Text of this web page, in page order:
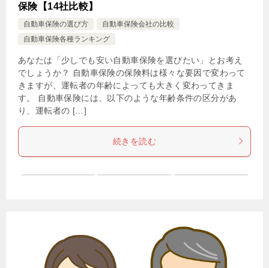
保険【14社比較】
自動車保険の選び方
自動車保険会社の比較
自動車保険各種ランキング
あなたは「少しでも安い自動車保険を選びたい」とお考え
でしょうか？ 自動車保険の保険料は様々な要因で変わって
きますが、運転者の年齢によっても大きく変わってきま
す。 自動車保険には、以下のような年齢条件の区分があ
り、運転者の […]
続きを読む